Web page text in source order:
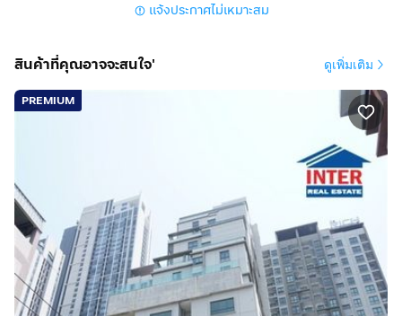
แจ้งประกาศไม่เหมาะสม
สินค้าที่คุณอาจจะสนใจ' ดูเพิ่มเติม
PREMIUM